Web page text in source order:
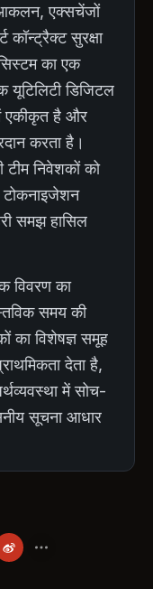
आकलन, एक्सचेंजों
कॉन्ट्रैक्ट सुरक्षा
का एक
डिजिटल
एकीकृत है और
करता है।
टीम निवेशकों को
समझ हासिल
विवरण का
समय की
का विशेषज्ञ समूह
देता है,
में सोच-
सूचना आधार